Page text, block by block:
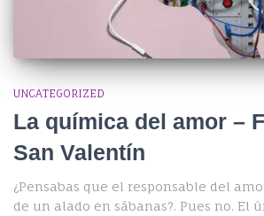
UNCATEGORIZED
La química del amor –
San Valentín
¿Pensabas que el responsable del
de un alado en sábanas?. Pues no. El